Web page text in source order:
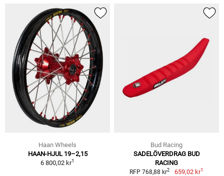
Haan Wheels
HAAN-HJUL 19–2,15
6 800,02 kr1
Bud Racing
SADELÖVERDRAG BUD
RACING
RFP 768,88 kr2 659,02 kr1